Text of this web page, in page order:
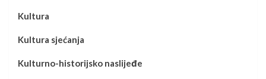
Kultura
Kultura sjećanja
Kulturno-historijsko naslijeđe